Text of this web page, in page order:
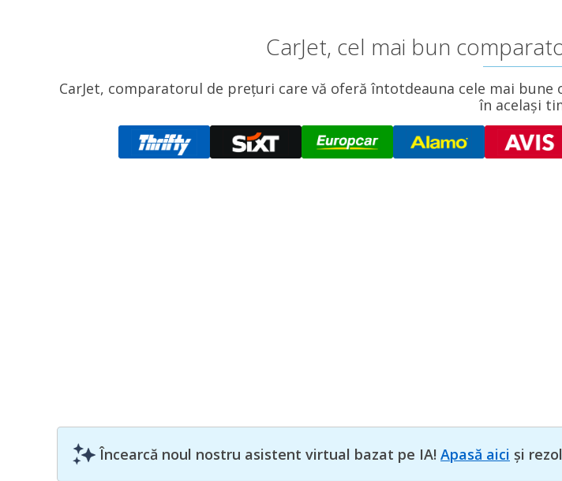
CarJet, cel mai bun
CarJet, comparatorul de prețuri care vă oferă întotdeauna cele mai
în același
Încearcă noul nostru asistent virtual bazat pe IA! Apasă aici și